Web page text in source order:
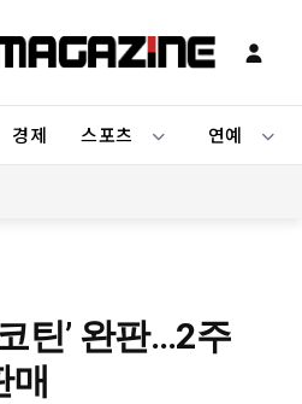
경제 스포츠 연예
틴’ 완판…2주
매